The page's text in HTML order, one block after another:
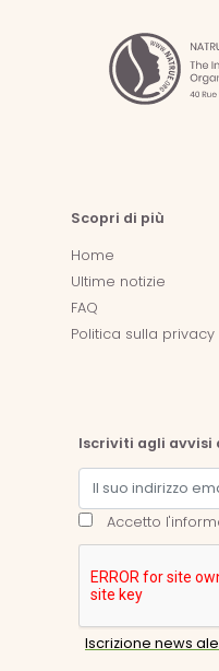
Scopri di più
Home
Ultime notizie
FAQ
Politica sulla privacy
Iscriviti agli avvisi
Accetto